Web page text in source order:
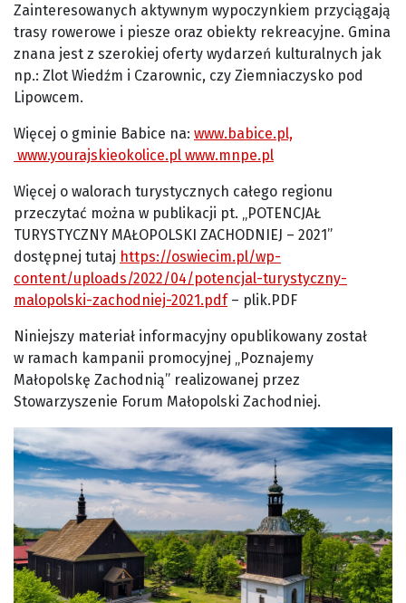
Zainteresowanych aktywnym wypoczynkiem przyciągają
trasy rowerowe i piesze oraz obiekty rekreacyjne. Gmina
znana jest z szerokiej oferty wydarzeń kulturalnych jak
np.: Zlot Wiedźm i Czarownic, czy Ziemniaczysko pod
Lipowcem.
Więcej o gminie Babice na: www.babice.pl,
www.yourajskieokolice.pl www.mnpe.pl
Więcej o walorach turystycznych całego regionu
przeczytać można w publikacji pt. „POTENCJAŁ
TURYSTYCZNY MAŁOPOLSKI ZACHODNIEJ – 2021”
dostępnej tutaj https://oswiecim.pl/wp-
content/uploads/2022/04/potencjal-turystyczny-
malopolski-zachodniej-2021.pdf– plik.PDF
Niniejszy materiał informacyjny opublikowany został
w ramach kampanii promocyjnej „Poznajemy
Małopolskę Zachodnią” realizowanej przez
Stowarzyszenie Forum Małopolski Zachodniej.